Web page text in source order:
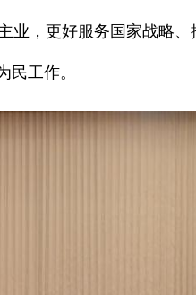
业，更好服务国家战略
工作。